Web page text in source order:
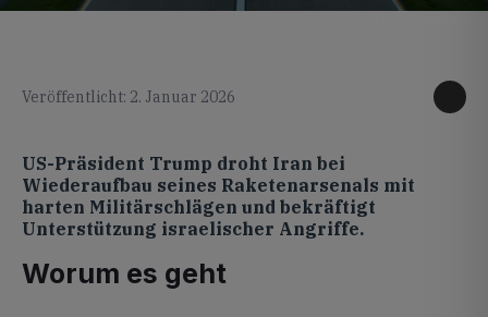
Veröffentlicht: 2. Januar 2026
US-Präsident Trump droht Iran bei
Wiederaufbau seines Raketenarsenals mit
harten Militärschlägen und bekräftigt
Unterstützung israelischer Angriffe.
Worum es geht